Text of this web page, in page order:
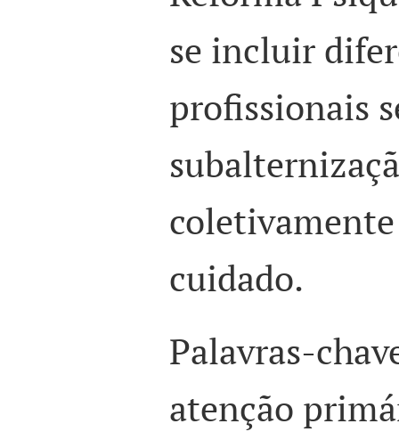
se incluir
profissionais
cuidado.
Palavras-
atenção